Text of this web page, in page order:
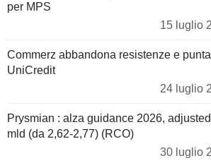
per MPS
15 luglio
Commerz abbandona resistenze e
UniCredit
24 luglio
Prysmian : alza guidance 2026,
mld (da 2,62-2,77) (RCO)
30 luglio